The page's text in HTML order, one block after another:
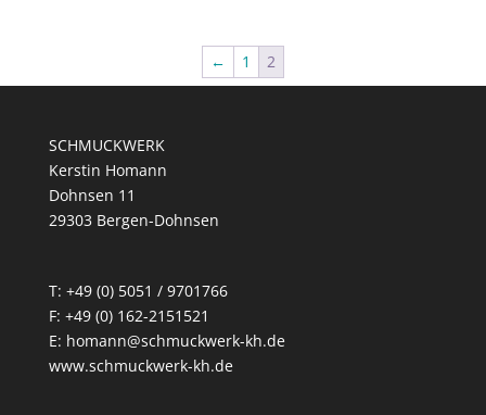
← 1 2
SCHMUCKWERK
Kerstin Homann
Dohnsen 11
29303 Bergen-Dohnsen
T: +49 (0) 5051 / 9701766
F: +49 (0) 162-2151521
E: homann@schmuckwerk-kh.de
www.schmuckwerk-kh.de